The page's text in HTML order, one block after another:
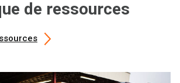
de ressources